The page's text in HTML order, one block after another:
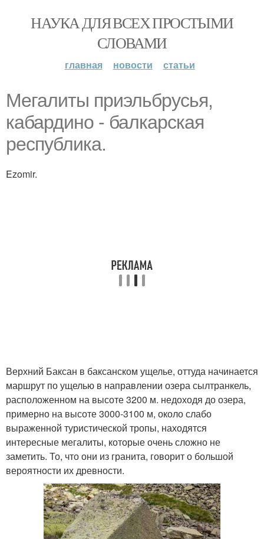
НАУКА ДЛЯ ВСЕХ ПРОСТЫМИ
СЛОВАМИ
главная новости статьи
Мегалиты приэльбрусья,
кабардино - балкарская
республика.
Ezomir.
Верхний Баксан в баксанском ущелье, оттуда начинается
маршрут по ущелью в направлении озера сылтранкель,
расположенном на высоте 3200 м. недоходя до озера,
примерно на высоте 3000-3100 м, около слабо
выраженной туристической тропы, находятся
интересные мегалиты, которые очень сложно не
заметить. То, что они из гранита, говорит о большой
вероятности их древности.